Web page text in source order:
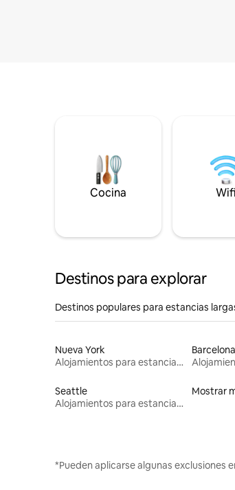
Cocina Wifi
Destinos para explorar
Destinos populares para estancias
Nueva York
Alojamientos para estancias largas
Barcelona
Seattle
Alojamientos para estancias largas
Mostrar
*Pueden aplicarse algunas exclusiones